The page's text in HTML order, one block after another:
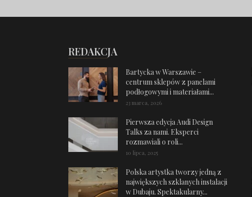
REDAKCJA
Bartycka w Warszawie –
centrum sklepów z panelami
podłogowymi i materiałami...
23 marca, 2026
Pierwsza edycja Audi Design
Talks za nami. Eksperci
rozmawiali o roli...
10 lipca, 2025
Polska artystka tworzy jedną z
największych szklanych instalacji
w Dubaju. Spektakularny...